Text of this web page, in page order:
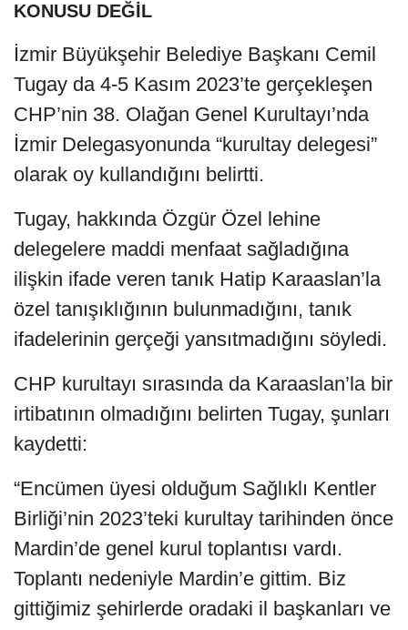
KONUSU DEĞİL
İzmir Büyükşehir Belediye Başkanı Cemil
Tugay da 4-5 Kasım 2023’te gerçekleşen
CHP’nin 38. Olağan Genel Kurultayı’nda
İzmir Delegasyonunda “kurultay delegesi”
olarak oy kullandığını belirtti.
Tugay, hakkında Özgür Özel lehine
delegelere maddi menfaat sağladığına
ilişkin ifade veren tanık Hatip Karaaslan’la
özel tanışıklığının bulunmadığını, tanık
ifadelerinin gerçeği yansıtmadığını söyledi.
CHP kurultayı sırasında da Karaaslan’la bir
irtibatının olmadığını belirten Tugay, şunları
kaydetti:
“Encümen üyesi olduğum Sağlıklı Kentler
Birliği’nin 2023’teki kurultay tarihinden önce
Mardin’de genel kurul toplantısı vardı.
Toplantı nedeniyle Mardin’e gittim. Biz
gittiğimiz şehirlerde oradaki il başkanları ve